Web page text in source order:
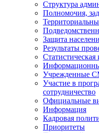
Структура
Полномочия,
Защита
Результаты
Учрежденные
Участие в
сотрудничество
Официальные
Информация
Кадровая
Приоритеты